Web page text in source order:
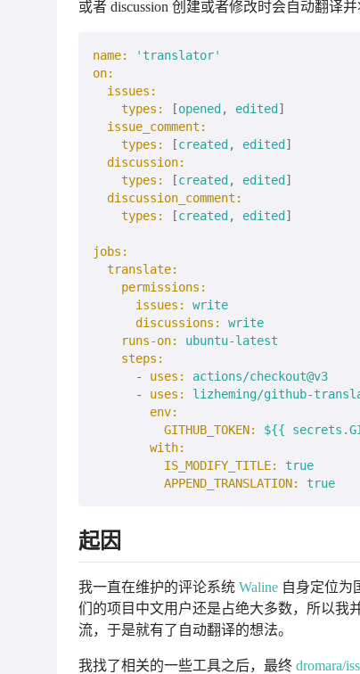
或者 discussion 创建或者修改时会自动翻译
name:
'translator'
on:
issues:
types:
[opened , edited ]
issue_comment:
types:
[created , edited ]
discussion:
types:
[created , edited ]
discussion_comment:
types:
[created , edited ]
jobs:
translate:
permissions:
issues:
write
discussions:
write
runs-on:
ubuntu-latest
steps:
-
uses:
actions/checkout@v3
-
uses:
lizheming/github-
env:
GITHUB_TOKEN:
${{
with:
IS_MODIFY_TITLE:
true
APPEND_TRANSLATION:
true
起因
我一直在维护的评论系统 Waline 自身定位为
们的项目中文用户还是占绝大多数，所以我
流，于是就有了自动翻译的想法。
我找了相关的一些工具之后，最终 dromara/